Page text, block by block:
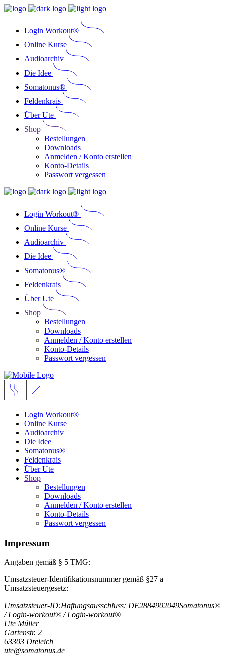
Login Workout®
Online Kurse
Audioarchiv
Die Idee
Somatonus®
Feldenkrais
Über Ute
Shop
Bestellungen
Downloads
Anmelden / Konto erstellen
Konto-Details
Passwort vergessen
Login Workout®
Online Kurse
Audioarchiv
Die Idee
Somatonus®
Feldenkrais
Über Ute
Shop
Bestellungen
Downloads
Anmelden / Konto erstellen
Konto-Details
Passwort vergessen
Login Workout®
Online Kurse
Audioarchiv
Die Idee
Somatonus®
Feldenkrais
Über Ute
Shop
Bestellungen
Downloads
Anmelden / Konto erstellen
Konto-Details
Passwort vergessen
Impressum
Angaben gemäß § 5 TMG:
Umsatzsteuer-Identifikationsnummer gemäß §27 a
Umsatzsteuergesetz:
Umsatzsteuer-ID:Haftungsausschluss: DE2884902049Somatonus®
/ Login-workout® / Login-workout®
Ute Müller
Gartenstr. 2
63303 Dreieich
ute@somatonus.de